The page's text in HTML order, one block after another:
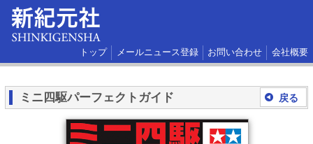
トップ メールニュース登録 お問い合わせ 会社概要
戻る
ミニ四駆パーフェクトガイド